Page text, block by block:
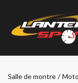
Salle de montre /